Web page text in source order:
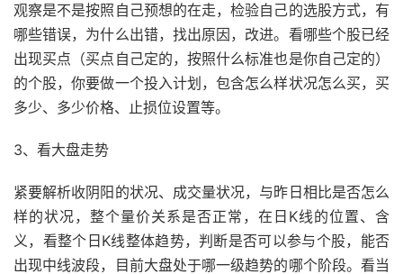
观察是不是按照自己预想的在走，检验自己的选股方式，有
哪些错误，为什么出错，找出原因，改进。看哪些个股已经
出现买点（买点自己定的，按照什么标准也是你自己定的）
的个股，你要做一个投入计划，包含怎么样状况怎么买，买
多少、多少价格、止损位设置等。
3、看大盘走势
紧要解析收阴阳的状况、成交量状况，与昨日相比是否怎么
样的状况，整个量价关系是否正常，在日K线的位置、含
义，看整个日K线整体趋势，判断是否可以参与个股，能否
出现中线波段，目前大盘处于哪一级趋势的哪个阶段。看当